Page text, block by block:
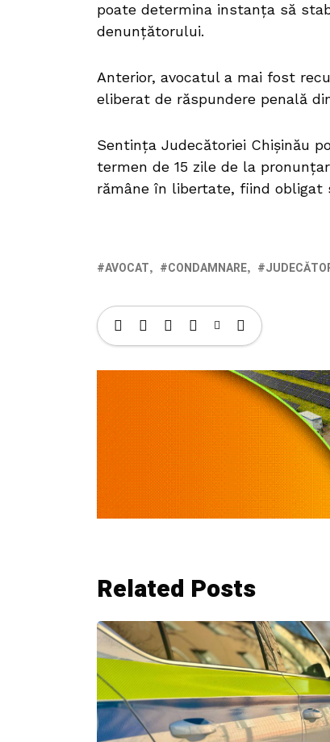
poate determina instanța să
denunțătorului.
Anterior, avocatul a mai fost
eliberat de răspundere penală
Sentința Judecătoriei Chișinău
termen de 15 zile de la
rămâne în libertate, fiind obligat
AVOCAT CONDAMNARE
Related Posts